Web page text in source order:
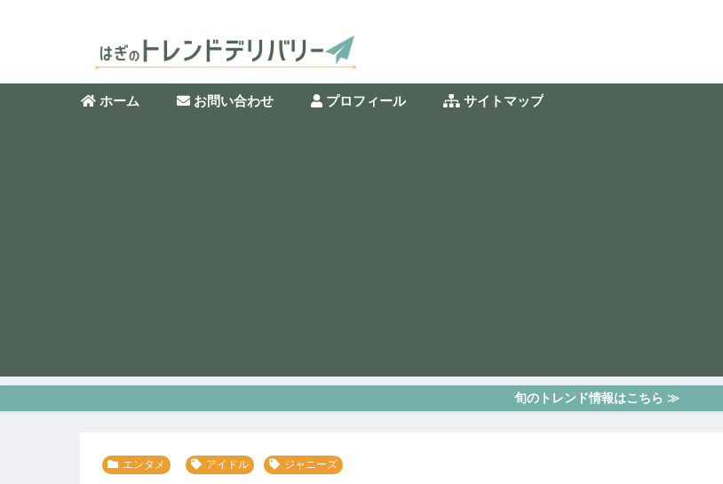
ホーム お問い合わせ プロフィール サイトマップ
旬のトレンド情報はこちら ≫
エンタメ アイドル ジャニーズ